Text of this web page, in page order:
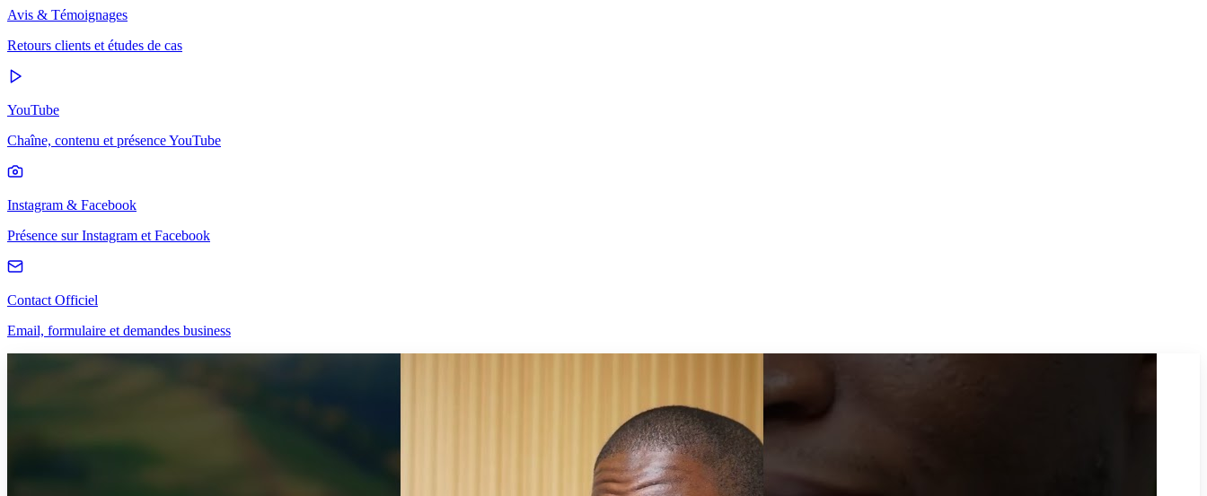
Avis & Témoignages
Retours clients et études de cas
YouTube
Chaîne, contenu et présence YouTube
Instagram & Facebook
Présence sur Instagram et Facebook
Contact Officiel
Email, formulaire et demandes business